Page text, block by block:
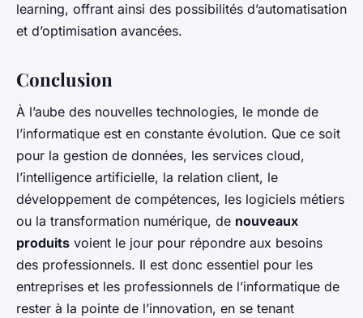
learning, offrant ainsi des possibilités d’automatisation
et d’optimisation avancées.
Conclusion
À l’aube des nouvelles technologies, le monde de
l’informatique est en constante évolution. Que ce soit
pour la gestion de données, les services cloud,
l’intelligence artificielle, la relation client, le
développement de compétences, les logiciels métiers
ou la transformation numérique, de nouveaux
produits voient le jour pour répondre aux besoins
des professionnels. Il est donc essentiel pour les
entreprises et les professionnels de l’informatique de
rester à la pointe de l’innovation, en se tenant